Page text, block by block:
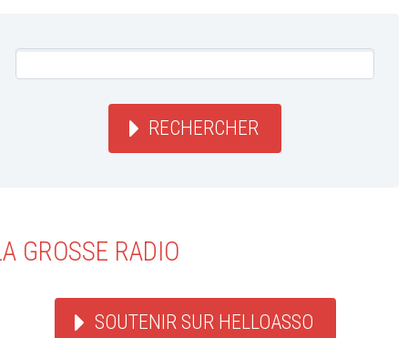
RECHERCHER
GROSSE RADIO
SOUTENIR SUR HELLOASSO